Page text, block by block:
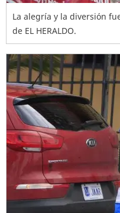
La alegría y la diversión
de EL HERALDO.